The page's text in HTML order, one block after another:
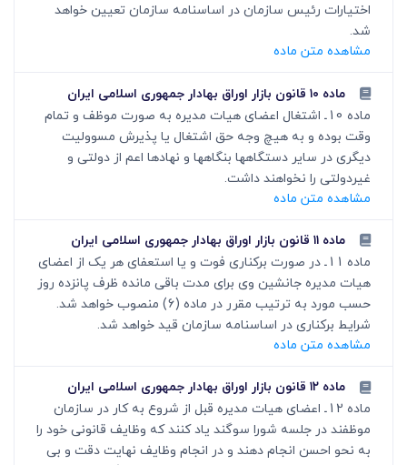
اختیارات رئیس سازمان در اساسنامه سازمان تعیین خواهد
شد.
مشاهده متن ماده
ماده ۱۰ قانون بازار اوراق بهادار جمهوری اسلامی ایران
ماده 10ـ اشتغال اعضای هیات مدیره به صورت موظف و تمام
وقت بوده و به هیچ وجه حق اشتغال یا پذیرش مسوولیت
دیگری در سایر دستگاهها بنگاهها و نهادها اعم از دولتی و
غیردولتی را نخواهند داشت.
مشاهده متن ماده
ماده ۱۱ قانون بازار اوراق بهادار جمهوری اسلامی ایران
ماده 11ـ در صورت برکناری فوت و یا استعفای هر یک از اعضای
هیات مدیره جانشین وی برای مدت باقی مانده ظرف پانزده روز
حسب مورد به ترتیب مقرر در ماده (6) منصوب خواهد شد.
شرایط برکناری در اساسنامه سازمان قید خواهد شد.
مشاهده متن ماده
ماده ۱۲ قانون بازار اوراق بهادار جمهوری اسلامی ایران
ماده 12ـ اعضای هیات مدیره قبل از شروع به کار در سازمان
موظفند در جلسه شورا سوگند یاد کنند که وظایف قانونی خود را
به نحو احسن انجام دهند و در انجام وظایف نهایت دقت و بی